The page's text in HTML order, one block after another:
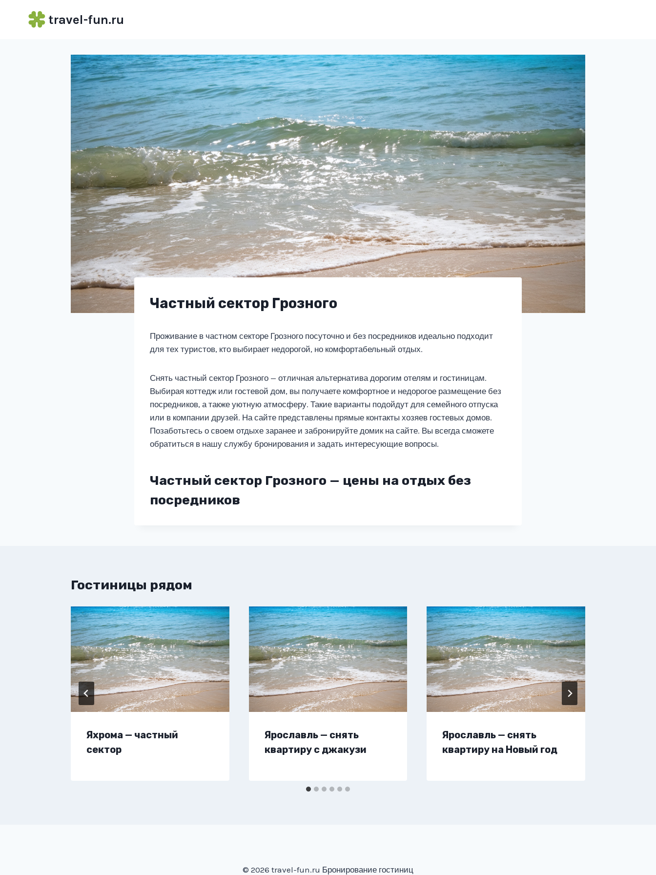
travel-fun.ru
Частный сектор Грозного
Проживание в частном секторе Грозного посуточно и без посредников идеально подходит
для тех туристов, кто выбирает недорогой, но комфортабельный отдых.
Снять частный сектор Грозного — отличная альтернатива дорогим отелям и гостиницам.
Выбирая коттедж или гостевой дом, вы получаете комфортное и недорогое размещение без
посредников, а также уютную атмосферу. Такие варианты подойдут для семейного отпуска
или в компании друзей. На сайте представлены прямые контакты хозяев гостевых домов.
Позаботьтесь о своем отдыхе заранее и забронируйте домик на сайте. Вы всегда сможете
обратиться в нашу службу бронирования и задать интересующие вопросы.
Частный сектор Грозного — цены на отдых без
посредников
Гостиницы рядом
Яхрома — частный
сектор
Ярославль — снять
квартиру с джакузи
Ярославль — снять
квартиру на Новый год
© 2026 travel-fun.ru Бронирование гостиниц